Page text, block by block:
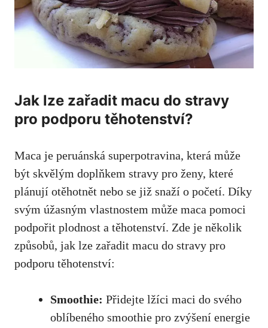
Jak lze zařadit macu do stravy
pro podporu těhotenství?
Maca je peruánská superpotravina, která může
být skvělým doplňkem stravy pro ženy, které
plánují otěhotnět nebo se již snaží o početí. Díky
svým úžasným vlastnostem může maca pomoci
podpořit plodnost a těhotenství. Zde je několik
způsobů, jak lze zařadit macu do stravy pro
podporu těhotenství:
Smoothie: Přidejte lžíci maci do svého
oblíbeného smoothie pro zvýšení energie